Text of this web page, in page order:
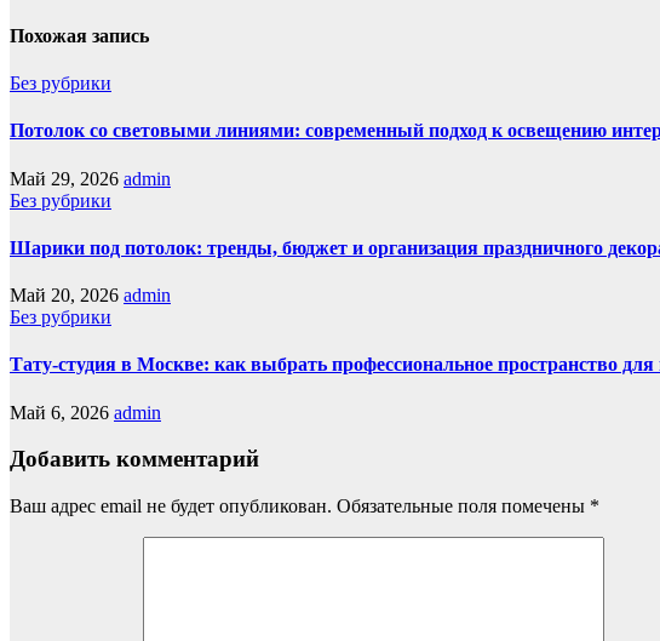
Похожая запись
Без рубрики
Потолок со световыми линиями: современный подход к освещению
Май 29, 2026 admin
Без рубрики
Шарики под потолок: тренды, бюджет и организация праздничного
Май 20, 2026 admin
Без рубрики
Тату-студия в Москве: как выбрать профессиональное пространство для
Май 6, 2026 admin
Добавить комментарий
Ваш адрес email не будет опубликован. Обязательные поля помечены *